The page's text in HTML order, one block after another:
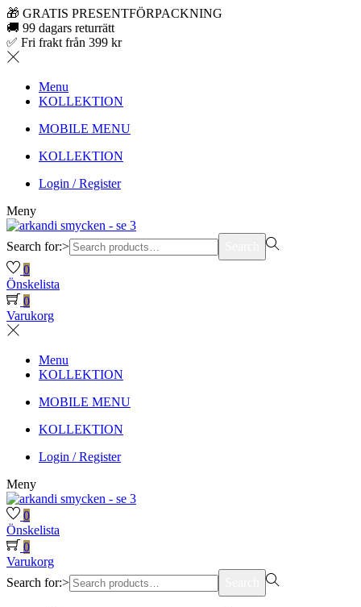
🎁 GRATIS PRESENTFÖRPACKNING
🚚 99 dagars returrätt
✅ Fri frakt från 399 kr
Menu
KOLLEKTION
MOBILE MENU
KOLLEKTION
Login / Register
Meny
Search for:>
0
Önskelista
0
Varukorg
Menu
KOLLEKTION
MOBILE MENU
KOLLEKTION
Login / Register
Meny
0
Önskelista
0
Varukorg
Search for:>